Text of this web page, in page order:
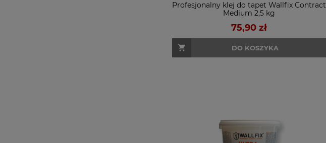
Profesjonalny klej do tapet Wallfix Contract
Medium 2,5 kg
75,90 zł
DO KOSZYKA